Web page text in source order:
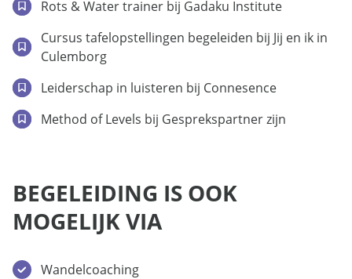
Rots & Water trainer bij Gadaku Institute
Cursus tafelopstellingen begeleiden bij Jij en ik in
Culemborg
Leiderschap in luisteren bij Connesence
Method of Levels bij Gesprekspartner zijn
BEGELEIDING IS OOK
MOGELIJK VIA
Wandelcoaching